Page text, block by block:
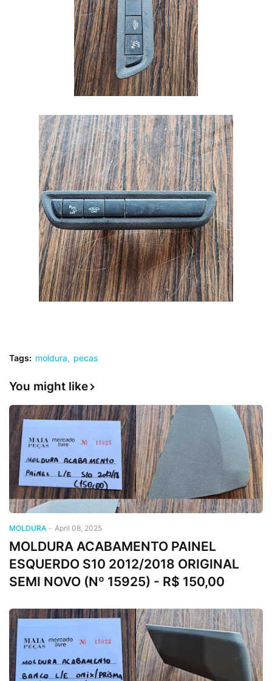
Tags: moldura pecas
You might like
MOLDURA - April 08, 2025
MOLDURA ACABAMENTO PAINEL
ESQUERDO S10 2012/2018 ORIGINAL
SEMI NOVO (Nº 15925) - R$ 150,00